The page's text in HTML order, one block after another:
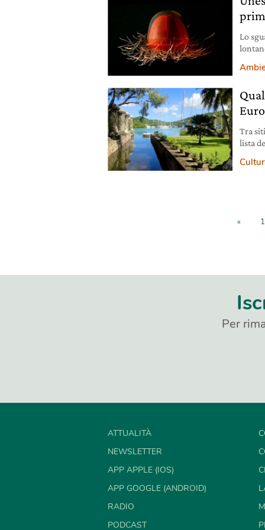
Lo
Tra
lista
« 1
Per
ATTUALITÀ
NEWSLETTER
APP APPLE (IOS)
APP GOOGLE (ANDROID)
RADIO
PODCAST